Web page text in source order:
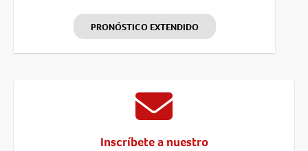
PRONÓSTICO EXTENDIDO
Inscríbete a nuestro